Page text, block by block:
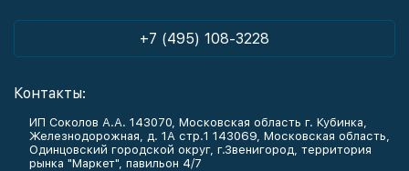
+7 (495) 108-3228
Контакты:
ИП Соколов А.А. 143070, Московская область г. Кубинка,
Железнодорожная, д. 1А стр.1 143069, Московская область,
Одинцовский городской округ, г.Звенигород, территория
рынка "Маркет", павильон 4/7